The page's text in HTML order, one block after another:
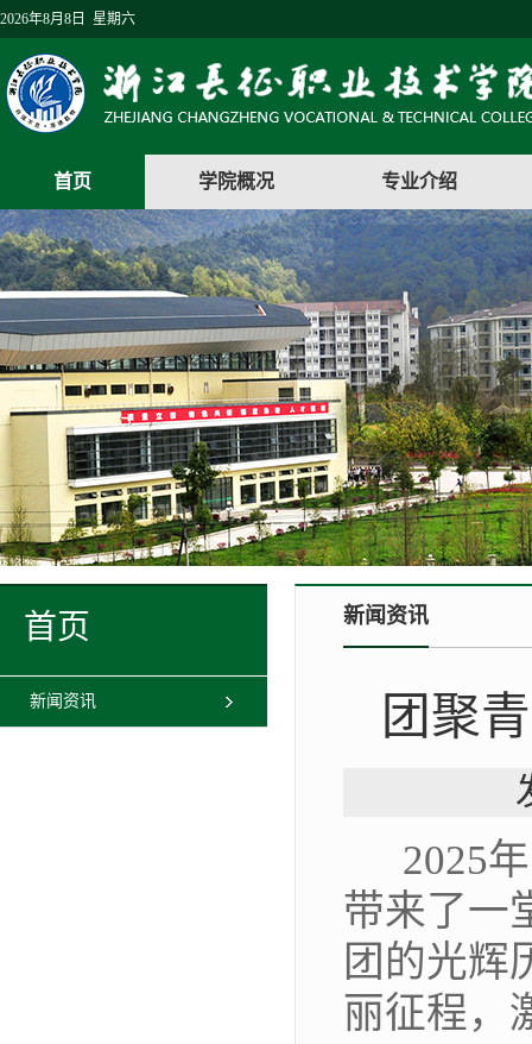
2026年8月8日 星期六
首页 学院概况 专业介绍
首页
新闻资讯
新闻资讯
团聚
2025
带来了一
团的光辉
丽征程，